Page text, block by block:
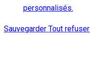
personnalisés.
Sauvegarder Tout refuser